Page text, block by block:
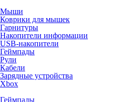
Мыши
Коврики для мышек
Гарнитуры
Накопители информации
USB-накопители
Геймпады
Рули
Кабели
Зарядные устройства
Xbox
Геймпады